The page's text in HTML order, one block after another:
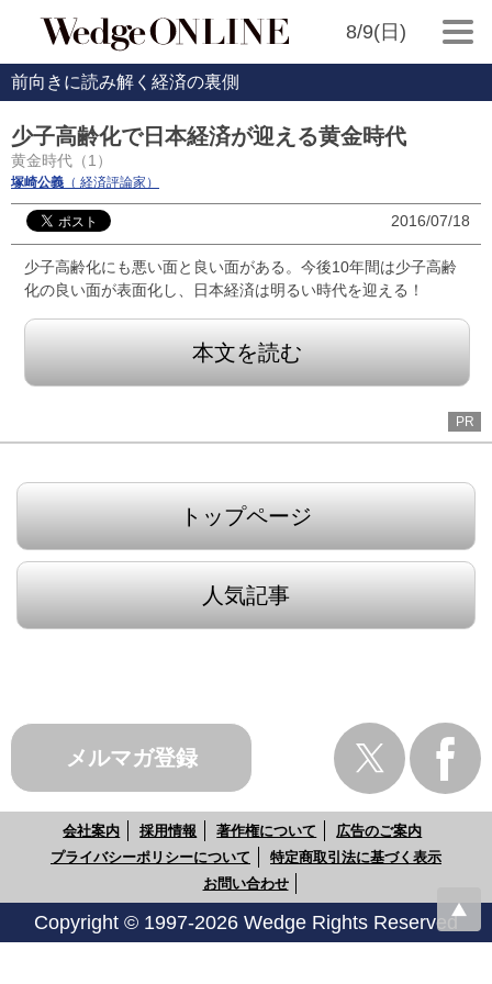
8/9(日)
前向きに読み解く経済の裏側
少子高齢化で日本経済が迎える黄金時代
黄金時代（1）
塚崎公義 （ 経済評論家）
2016/07/18
少子高齢化にも悪い面と良い面がある。今後10年間は少子高齢
化の良い面が表面化し、日本経済は明るい時代を迎える！
本文を読む
PR
トップページ
人気記事
メルマガ登録
会社案内 採用情報 著作権について
広告のご案内
プライバシーポリシーについて
特定商取引法に基づく表示
お問い合わせ
Copyright © 1997-2026 Wedge Rights Reserved